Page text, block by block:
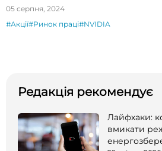
05 серпня, 2024
#Акції#Ринок праці#NVIDIA
Редакція рекомендує
Лайфхаки:
вмикати